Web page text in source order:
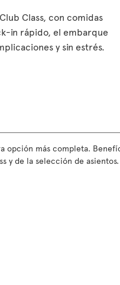
Class, con comidas
in rápido, el embarque
y sin estrés.
opción más completa.
y de la selección de asientos.